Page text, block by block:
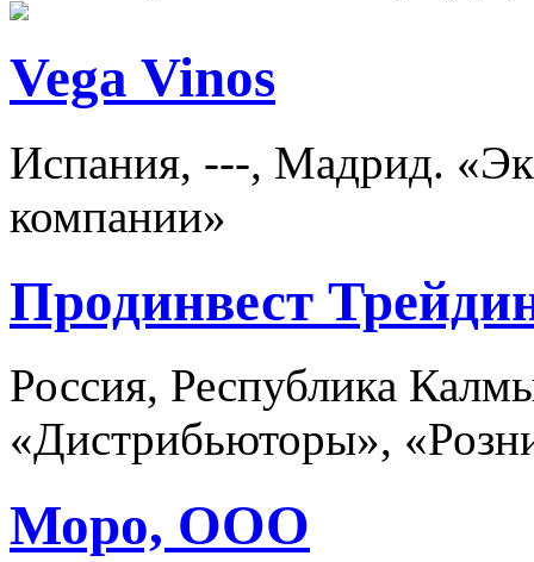
Vega Vinos
Испания, ---, Мадрид.
компании»
Продинвест
Россия, Республика
«Дистрибьюторы»,
Моро, ООО